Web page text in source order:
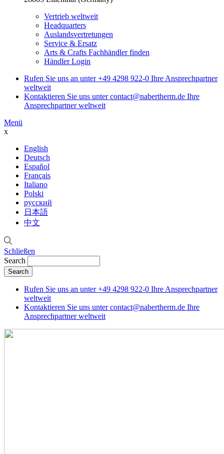
Vertrieb weltweit
Headquarters
Auslandsvertretungen
Service & Ersatz
Arts & Crafts Fachhändler finden
Händler Login
Rufen Sie uns an unter +49 4298 922-0 Ihre Ansprechpartner
weltweit
Kontaktieren Sie uns unter contact@nabertherm.de Ihre
Ansprechpartner weltweit
Menü
x
English
Deutsch
Español
Français
Italiano
Polski
русский
日本語
中文
Schließen
Search
Rufen Sie uns an unter +49 4298 922-0 Ihre Ansprechpartner
weltweit
Kontaktieren Sie uns unter contact@nabertherm.de Ihre
Ansprechpartner weltweit